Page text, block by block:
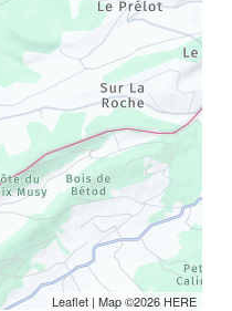
Leaflet | Map ©2026HERE